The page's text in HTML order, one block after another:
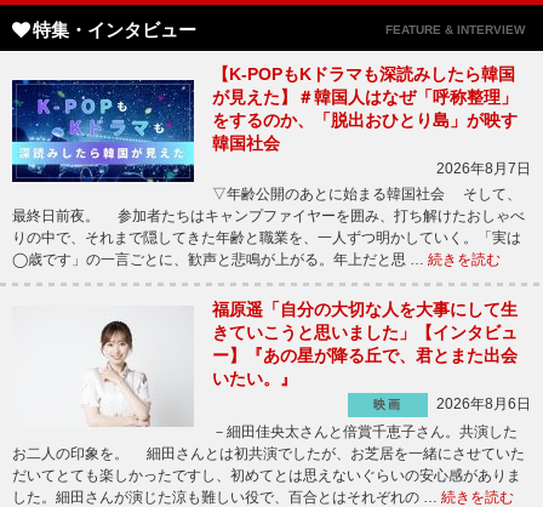
特集・インタビュー FEATURE & INTERVIEW
【K-POPもKドラマも深読みしたら韓国
が見えた】＃韓国人はなぜ「呼称整理」
をするのか、「脱出おひとり島」が映す
韓国社会
2026年8月7日
▽年齢公開のあとに始まる韓国社会 そして、
最終日前夜。 参加者たちはキャンプファイヤーを囲み、打ち解けたおしゃべ
りの中で、それまで隠してきた年齢と職業を、一人ずつ明かしていく。「実は
◯歳です」の一言ごとに、歓声と悲鳴が上がる。年上だと思 … 続きを読む
福原遥「自分の大切な人を大事にして生
きていこうと思いました」【インタビュ
ー】『あの星が降る丘で、君とまた出会
いたい。』
映画
2026年8月6日
－細田佳央太さんと倍賞千恵子さん。共演した
お二人の印象を。 細田さんとは初共演でしたが、お芝居を一緒にさせていた
だいてとても楽しかったですし、初めてとは思えないぐらいの安心感がありま
した。細田さんが演じた涼も難しい役で、百合とはそれぞれの … 続きを読む